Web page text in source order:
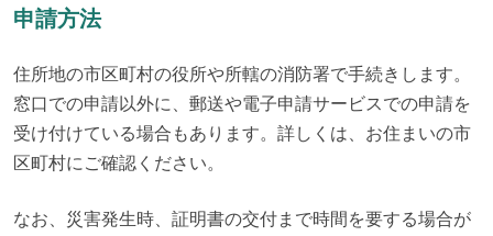
申請方法
住所地の市区町村の役所や所轄の消防署で手続きします。
窓口での申請以外に、郵送や電子申請サービスでの申請を
受け付けている場合もあります。詳しくは、お住まいの市
区町村にご確認ください。
なお、災害発生時、証明書の交付まで時間を要する場合が